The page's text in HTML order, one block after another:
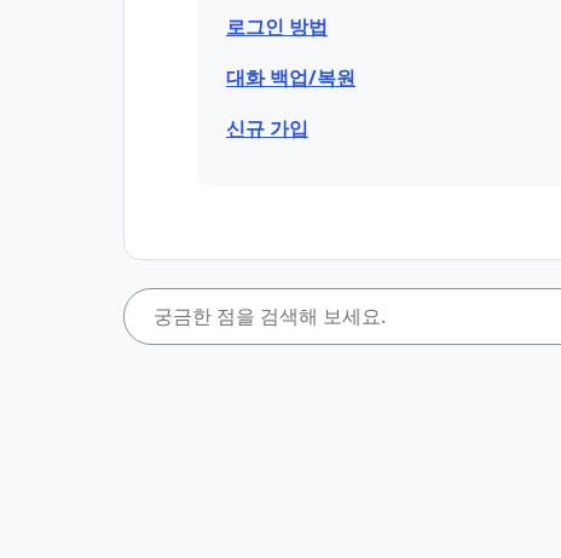
로그인 방법
대화 백업/복원
신규 가입